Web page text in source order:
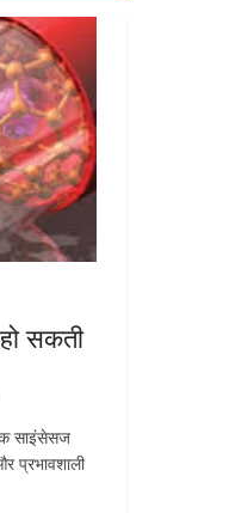
सकती
साइंसेसज
प्रभावशाली